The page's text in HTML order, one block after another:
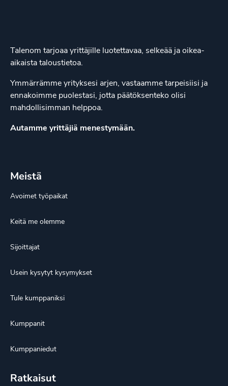
Talenom tarjoaa yrittäjille luotettavaa, selkeää ja oikea-
aikaista taloustietoa.
Ymmärrämme yrityksesi arjen, vastaamme tarpeisiisi ja
ennakoimme puolestasi, jotta päätöksenteko olisi
mahdollisimman helppoa.
Autamme yrittäjiä menestymään.
Meistä
Avoimet työpaikat
Keitä me olemme
Sijoittajat
Usein kysytyt kysymykset
Tule kumppaniksi
Kumppanit
Kumppaniedut
Ratkaisut